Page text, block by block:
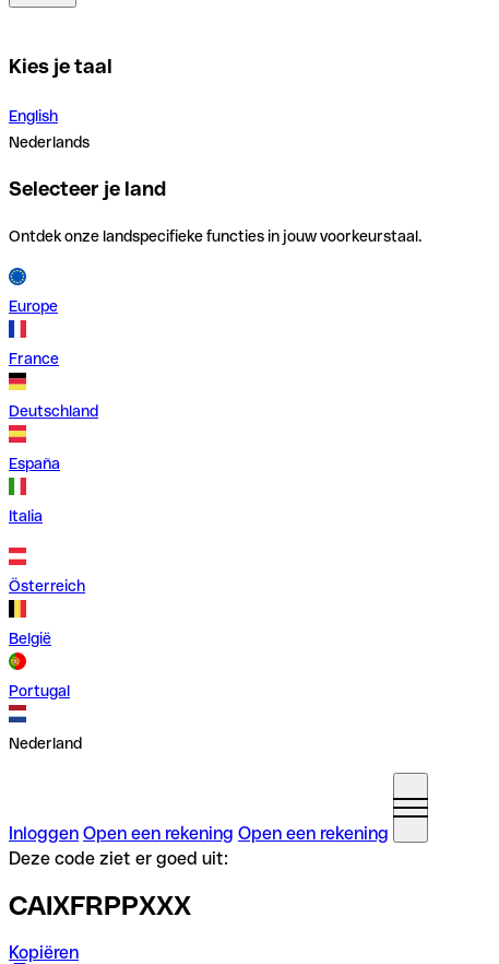
Kies je taal
English
Nederlands
Selecteer je land
Ontdek onze landspecifieke functies in jouw voorkeurstaal.
Europe
France
Deutschland
España
Italia
Österreich
België
Portugal
Nederland
Inloggen Open een rekening Open een rekening
Deze code ziet er goed uit:
CAIXFRPPXXX
Kopiëren